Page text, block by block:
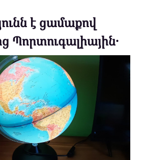
է ցամաքով
Պորտուգալիային․